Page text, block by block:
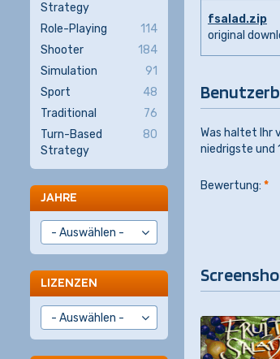
fsalad.zip
original
Was haltet Ihr
niedrigste und
Bewertung: *
Strategy
Role-Playing
114
Shooter
184
Simulation
91
Sport
48
Traditional
76
Turn-Based
Strategy
80
JAHRE
LIZENZEN